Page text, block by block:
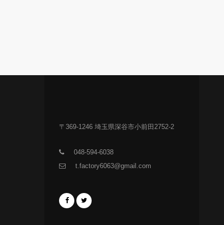
〒369-1246 埼玉県深谷市小前田2752-2
048-594-6038
t.factory6063@gmail.com